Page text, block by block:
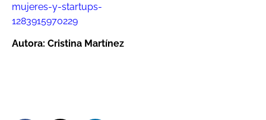
mujeres-y-startups-
1283915970229
Autora: Cristina Martínez